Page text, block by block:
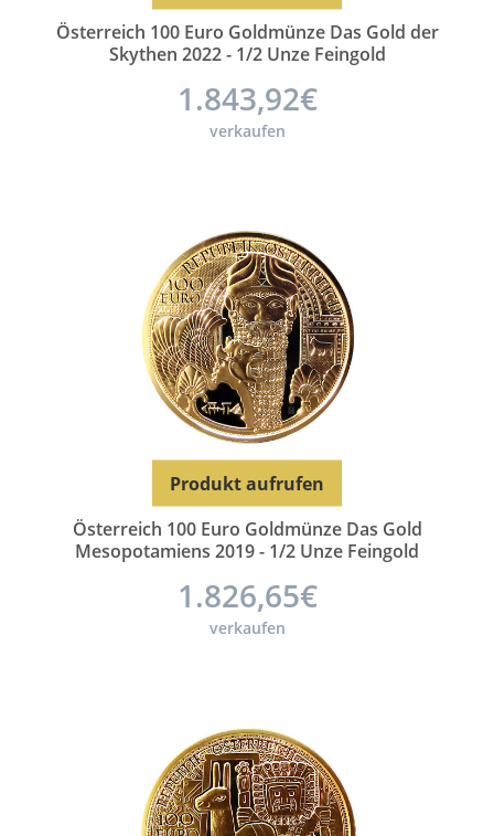
Österreich 100 Euro Goldmünze Das Gold der
Skythen 2022 - 1/2 Unze Feingold
1.843,92€
verkaufen
Österreich 100 Euro Goldmünze Das Gold
Mesopotamiens 2019 - 1/2 Unze Feingold
1.826,65€
verkaufen
Produkt aufrufen